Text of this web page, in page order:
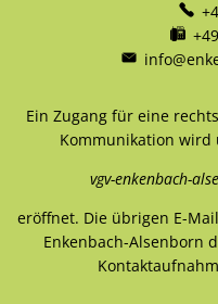
Ein Zugang für eine
Kommunikation wird
vgv-enkenbach-
eröffnet. Die übrigen E-
Enkenbach-Alsenborn